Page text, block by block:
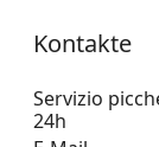
Kontakte
Servizio
24h